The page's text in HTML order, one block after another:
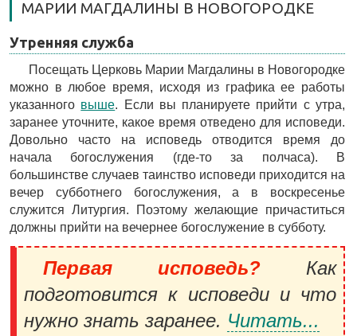
МАРИИ МАГДАЛИНЫ В НОВОГОРОДКЕ
Утренняя служба
Посещать Церковь Марии Магдалины в Новогородке
можно в любое время, исходя из графика ее работы
указанного выше. Если вы планируете прийти с утра,
заранее уточните, какое время отведено для исповеди.
Довольно часто на исповедь отводится время до
начала богослужения (где-то за полчаса). В
большинстве случаев таинство исповеди приходится на
вечер субботнего богослужения, а в воскресенье
служится Литургия. Поэтому желающие причаститься
должны прийти на вечернее богослужение в субботу.
Первая исповедь? Как
подготовится к исповеди и что
нужно знать заранее. Читать...